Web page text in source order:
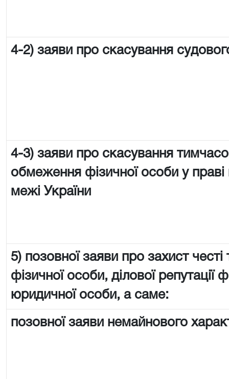
4-2) заяви про скасування
4-3) заяви про скасування
обмеження фізичної особи у праві
межі України
5) позовної заяви про захист честі
фізичної особи, ділової репутації
юридичної особи, а саме:
позовної заяви немайнового